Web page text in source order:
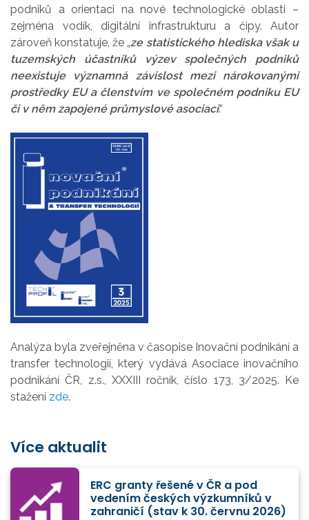
podniků a orientaci na nové technologické oblasti –
zejména vodík, digitální infrastrukturu a čipy. Autor
zároveň konstatuje, že „ze statistického hlediska však u
tuzemských účastníků výzev společných podniků
neexistuje významná závislost mezi nárokovanými
prostředky EU a členstvím ve společném podniku EU
či v něm zapojené průmyslové asociaci.“
Analýza byla zveřejněna v časopise Inovační podnikání a
transfer technologií, který vydává Asociace inovačního
podnikání ČR, z.s., XXXIII ročník, číslo 173, 3/2025. Ke
stažení zde.
Více aktualit
ERC granty řešené v ČR a pod
vedením českých výzkumníků v
zahraničí (stav k 30. červnu 2026)